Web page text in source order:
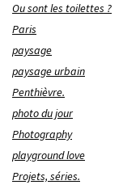
Ou sont les toilettes ?
Paris
paysage
paysage urbain
Penthièvre.
photo du jour
Photography
playground love
Projets, séries.